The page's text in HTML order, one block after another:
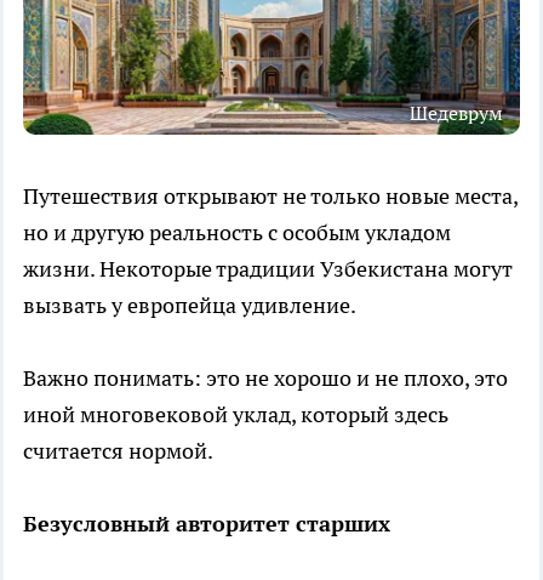
Шедеврум
Путешествия открывают не только новые места,
но и другую реальность с особым укладом
жизни. Некоторые традиции Узбекистана могут
вызвать у европейца удивление.
Важно понимать: это не хорошо и не плохо, это
иной многовековой уклад, который здесь
считается нормой.
Безусловный авторитет старших